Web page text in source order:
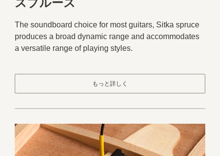
スプルース
The soundboard choice for most guitars, Sitka spruce
produces a broad dynamic range and accommodates
a versatile range of playing styles.
もっと詳しく